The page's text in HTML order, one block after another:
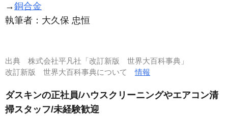
→銅合金
執筆者： 大久保 忠恒
出典 株式会社平凡社「改訂新版 世界大百科事典」
改訂新版 世界大百科事典について情報
ダスキンの正社員/ハウスクリーニングやエアコン清
掃スタッフ/未経験歓迎